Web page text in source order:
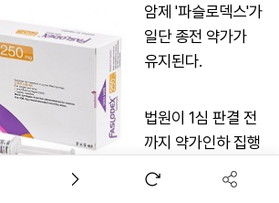
암제 '파슬로덱스'가
일단 종전 약가가
유지된다.
법원이 1심 판결 전
까지 약가인하 집행
을 정지하기로 한
것이다. 이들 제약